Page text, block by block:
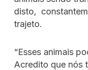
disto,
trajeto.
“Esses animais
Acredito que nós